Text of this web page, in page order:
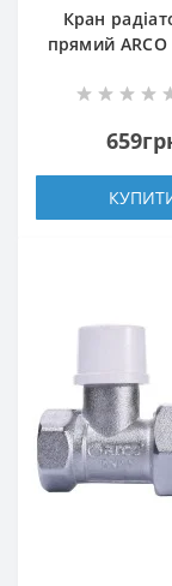
Кран
прямий ARCO
TB285